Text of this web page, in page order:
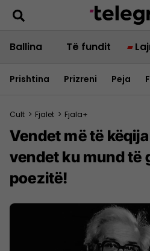
Ballina Të fundit
Prishtina Prizreni Peja
Cult > Fjalet > Fjala+
Vendet më të
vendet ku mund të
poezitë!